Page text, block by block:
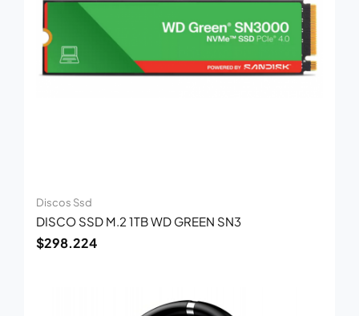
Discos Ssd
DISCO SSD M.2 1TB WD GREEN SN3
$298.224